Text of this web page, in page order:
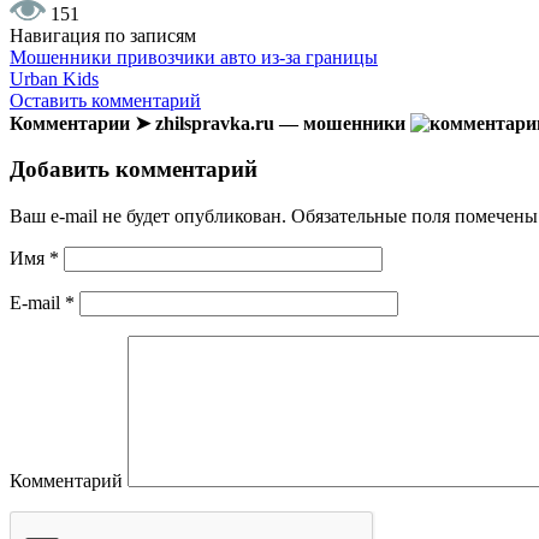
151
Навигация по записям
Мошенники привозчики авто из-за границы
Urban Kids
Оставить комментарий
Комментарии ➤ zhilspravka.ru — мошенники
Добавить комментарий
Ваш e-mail не будет опубликован. Обязательные поля помечены
Имя *
E-mail *
Комментарий